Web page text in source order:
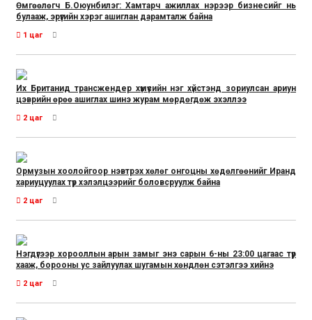
Өмгөөлөгч Б.Оюунбилэг: Хамтарч ажиллах нэрээр бизнесийг нь
булааж, эрүүгийн хэрэг ашиглан дарамталж байна
1 цаг
Их Британид трансжендер хүмүүсийн нэг хүйстэнд зориулсан ариун
цэврийн өрөө ашиглах шинэ журам мөрдөгдөж эхэллээ
2 цаг
Ормузын хоолойгоор нэвтрэх хөлөг онгоцны хөдөлгөөнийг Иранд
хариуцуулах түр хэлэлцээрийг боловсруулж байна
2 цаг
Нэгдүгээр хорооллын арын замыг энэ сарын 6-ны 23:00 цагаас түр
хааж, борооны ус зайлуулах шугамын хөндлөн сэтэлгээ хийнэ
2 цаг